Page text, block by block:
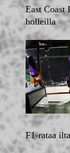
East Coast
holleilla
F1-rataa